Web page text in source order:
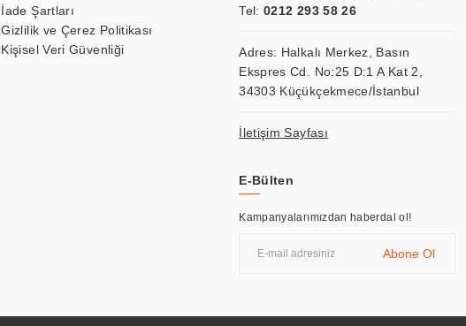
İade Şartları
Gizlilik ve Çerez Politikası
Kişisel Veri Güvenliği
Tel: 0212 293 58 26
Adres: Halkalı Merkez, Basın
Ekspres Cd. No:25 D:1 A Kat 2,
34303 Küçükçekmece/İstanbul
İletişim Sayfası
E-Bülten
Kampanyalarımızdan haberdal ol!
Abone Ol